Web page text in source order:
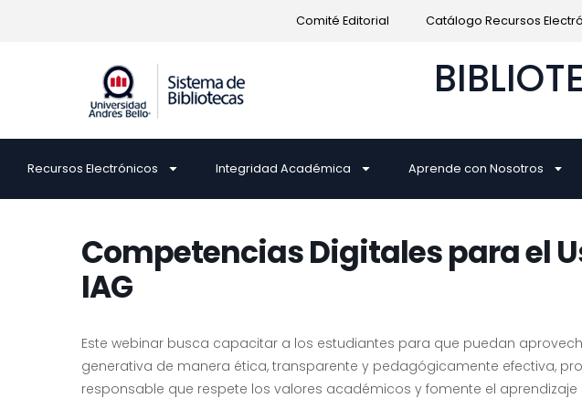
Comité Editorial Catálogo Recursos
Recursos Electrónicos Integridad Académica Aprende con Nosotros
Competencias Digitales para el
IAG
Este webinar busca capacitar a los estudiantes para que puedan
generativa de manera ética, transparente y pedagógicamente efectiva,
responsable que respete los valores académicos y fomente el aprendizaje